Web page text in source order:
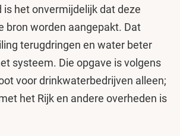
is het onvermijdelijk dat deze
bron worden aangepakt. Dat
terugdringen en water beter
systeem. Die opgave is volgens
voor drinkwaterbedrijven alleen;
het Rijk en andere overheden is